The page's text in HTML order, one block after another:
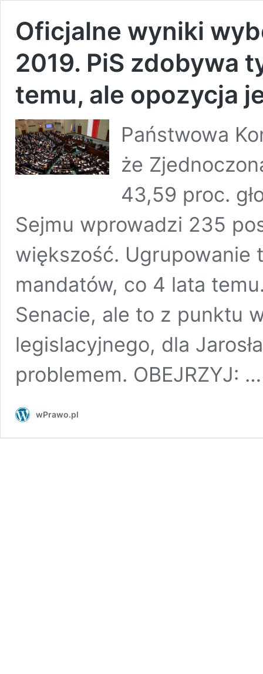
Oficjalne wyniki
2019. PiS zdobywa
temu, ale opozycja
Państwowa
że
43,59 proc.
Sejmu wprowadzi 235
większość. Ugrupowanie
mandatów, co 4 lata
Senacie, ale to z punktu
legislacyjnego, dla
problemem. OBEJRZYJ:
wPrawo.pl